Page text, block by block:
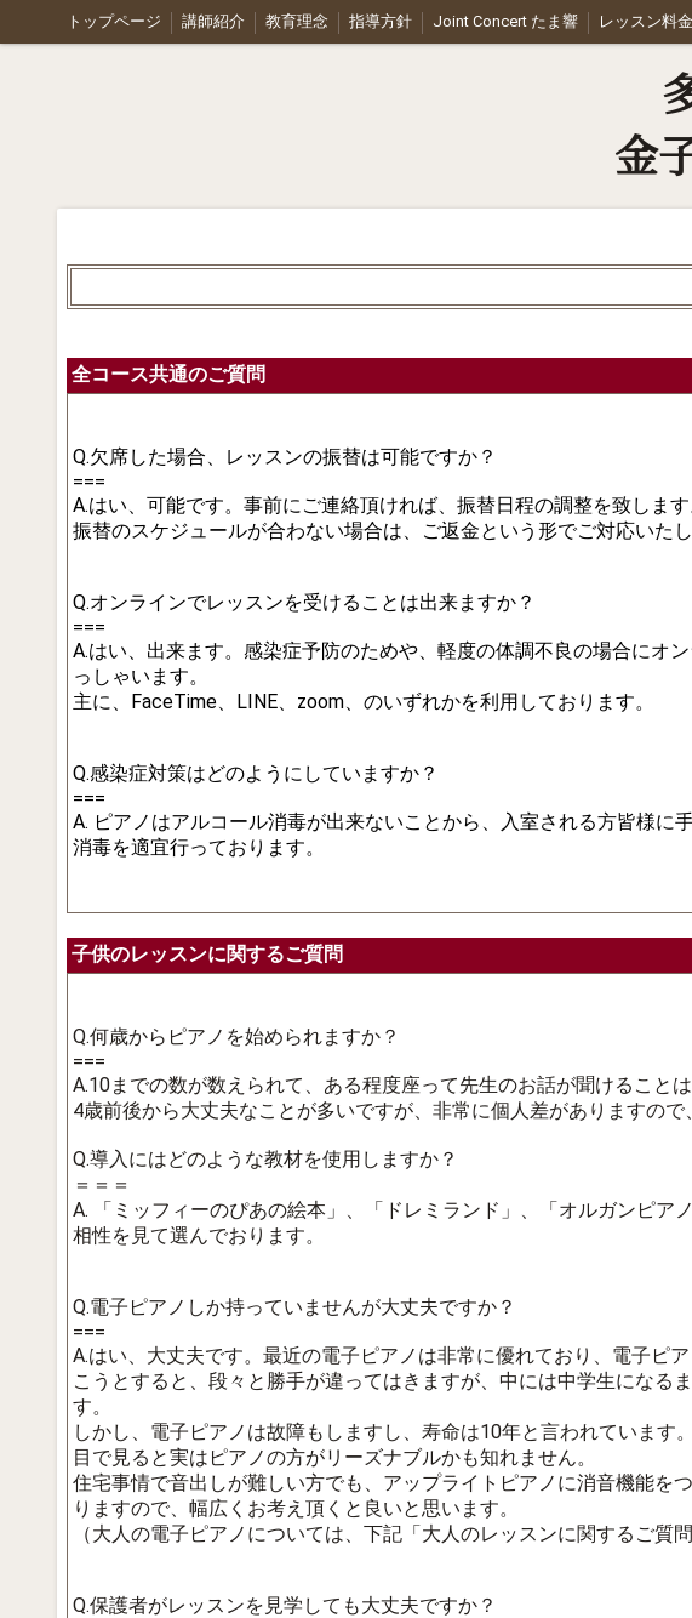
トップページ 講師紹介 教育理念 指導方針 Joint Concert たま響 レッスン料金
金
全コース共通のご質問
Q.欠席した場合、レッスンの振替は可能ですか？
===
A.はい、可能です。事前にご連絡頂ければ、振替日程の調整を致します
振替のスケジュールが合わない場合は、ご返金という形でご対応いたし
Q.オンラインでレッスンを受けることは出来ますか？
===
A.はい、出来ます。感染症予防のためや、軽度の体調不良の場合にオ
っしゃいます。
主に、FaceTime、LINE、zoom、のいずれかを利用しております。
Q.感染症対策はどのようにしていますか？
===
A. ピアノはアルコール消毒が出来ないことから、入室される方皆様
消毒を適宜行っております。
子供のレッスンに関するご質問
Q.何歳からピアノを始められますか？
===
A.10までの数が数えられて、ある程度座って先生のお話が聞けること
4歳前後から大丈夫なことが多いですが、非常に個人差がありますの
Q.導入にはどのような教材を使用しますか？
＝＝＝
A. 「ミッフィーのぴあの絵本」、「ドレミランド」、「オルガンピ
相性を見て選んでおります。
Q.電子ピアノしか持っていませんが大丈夫ですか？
===
A.はい、大丈夫です。最近の電子ピアノは非常に優れており、電子ピ
こうとすると、段々と勝手が違ってはきますが、中には中学生になる
す。
しかし、電子ピアノは故障もしますし、寿命は10年と言われていま
目で見ると実はピアノの方がリーズナブルかも知れません。
住宅事情で音出しが難しい方でも、アップライトピアノに消音機能を
りますので、幅広くお考え頂くと良いと思います。
（大人の電子ピアノについては、下記「大人のレッスンに関するご質
Q.保護者がレッスンを見学しても大丈夫ですか？